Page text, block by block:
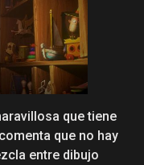
que tiene
que no hay
entre dibujo